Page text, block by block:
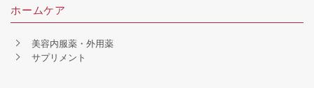
ホームケア
美容内服薬・外用薬
サプリメント